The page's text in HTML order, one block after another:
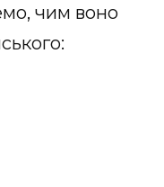
чим воно